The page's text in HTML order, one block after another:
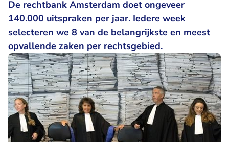
De rechtbank Amsterdam doet ongeveer
140.000 uitspraken per jaar. Iedere week
selecteren we 8 van de belangrijkste en meest
opvallende zaken per rechtsgebied.